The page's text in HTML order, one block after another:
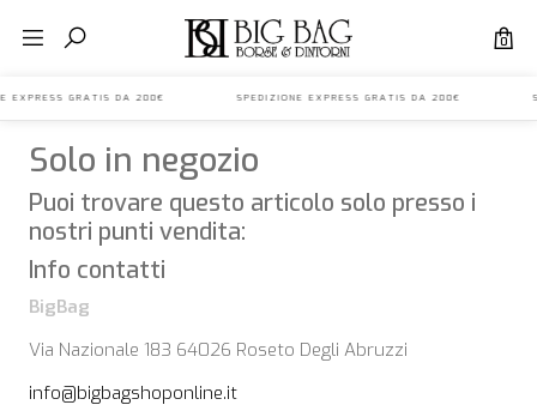
0
EXPRESS GRATIS DA 200€ SPEDIZIONE EXPRESS GRATIS DA 200€
Solo in negozio
Puoi trovare questo articolo solo presso i
nostri punti vendita:
Info contatti
BigBag
Via Nazionale 183 64026 Roseto Degli Abruzzi
info@bigbagshoponline.it